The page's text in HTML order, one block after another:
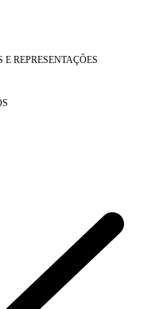
REPRESENTAÇÕES